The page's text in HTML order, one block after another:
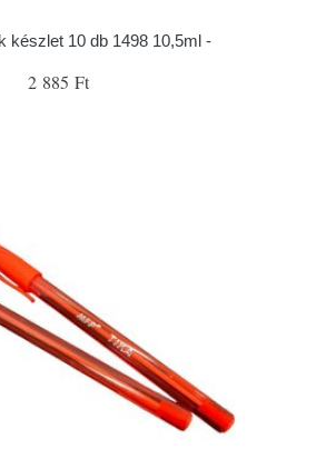
készlet 10 db 1498 10,5ml -
2 885 Ft